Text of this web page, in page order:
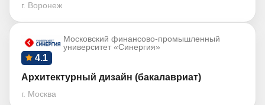
г. Воронеж
Московский финансово-промышленный
университет «Синергия»
4.1
Архитектурный дизайн (бакалавриат)
г. Москва